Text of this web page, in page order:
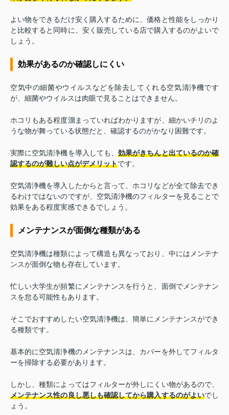
よい物をできるだけ安く購入するために、価格と性能をしっかり
と比較すると同時に、安く販売している店で購入するのがよいで
しょう。
効果があるのか確認しにくい
空気中の細菌やウイルスなどを除去してくれる空気清浄機です
が、細菌やウイルスは肉眼で見ることはできません。
ホコリもある程度溜まっていればわかりますが、細かいチリのよ
うな物が舞っている状態だと、確認するのがかなり困難です。
実際に空気清浄機を導入しても、効果がきちんと出ているのか確
認するのが難しい点がデメリットです。
空気清浄機を導入したからと言って、ホコリなどが全て除去でき
るわけではないのですが、空気清浄機のフィルターを見ることで
効果をある程度実感できるでしょう。
メンテナンスが面倒な種類がある
空気清浄機は種類によって構造も異なっており、中にはメンテナ
ンスが面倒な物も存在しています。
忙しい大学生が頻繁にメンテナンスを行うと、面倒でメンテナン
スを怠る可能性もあります。
そこでおすすめしたい空気清浄機は、簡単にメンテナンスができ
る種類です。
基本的に空気清浄機のメンテナンスは、カバーを外してフィルタ
ーを掃除する必要があります。
しかし、種類によってはフィルターが外しにくい物があるので、
メンテナンス性の良し悪しも確認してから購入するのがよいでし
ょう。